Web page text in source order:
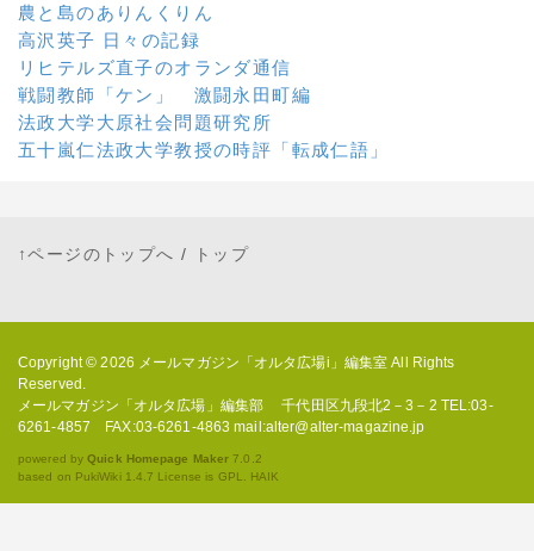
農と島のありんくりん
高沢英子 日々の記録
リヒテルズ直子のオランダ通信
戦闘教師「ケン」 激闘永田町編
法政大学大原社会問題研究所
五十嵐仁法政大学教授の時評「転成仁語」
↑ページのトップへ / トップ
Copyright © 2026 メールマガジン「オルタ広場i」編集室 All Rights
Reserved.
メールマガジン「オルタ広場」編集部 千代田区九段北2－3－2 TEL:03-
6261-4857 FAX:03-6261-4863 mail:alter@alter-magazine.jp
powered byQuick Homepage Maker 7.0.2
based on PukiWiki 1.4.7 License is GPL. HAIK